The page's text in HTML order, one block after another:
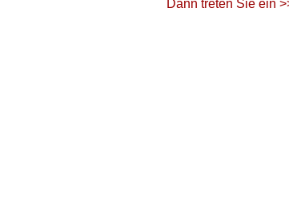
Dann treten Sie ein